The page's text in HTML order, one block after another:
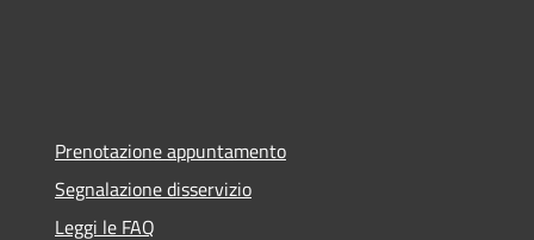
Prenotazione appuntamento
Segnalazione disservizio
Leggi le FAQ